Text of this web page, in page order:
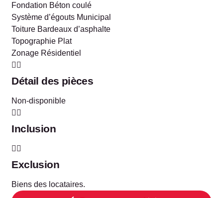
Fondation Béton coulé
Système d’égouts Municipal
Toiture Bardeaux d’asphalte
Topographie Plat
Zonage Résidentiel
Détail des pièces
Non-disponible
Inclusion
Exclusion
Biens des locataires.